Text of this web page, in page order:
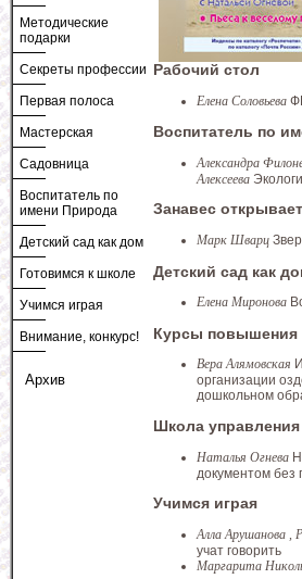
Методические
подарки
Секреты профессии
Первая полоса
Мастерская
Садовница
Воспитатель по
имени Природа
Детский сад как дом
Готовимся к школе
Учимся играя
Внимание, конкурс!
Архив
Рабочий стол
Елена Соловьева
Воспитатель по
Александра
Алексеева
Занавес
Марк Шварц
Детский сад как
Елена Миронова
Курсы повышения
Вера Алямовская
организации
дошкольном
Школа управления
Наталья Огнева
документом без
Учимся играя
Алла Арушанова ,
учат говорить
Маргарита